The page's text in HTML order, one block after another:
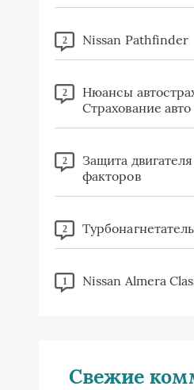
2 Nissan Pathfinder
2
Нюансы
Страхование авто
2
Защита
факторов
2 Турбонагнетатель
1 Nissan Almera
Свежие